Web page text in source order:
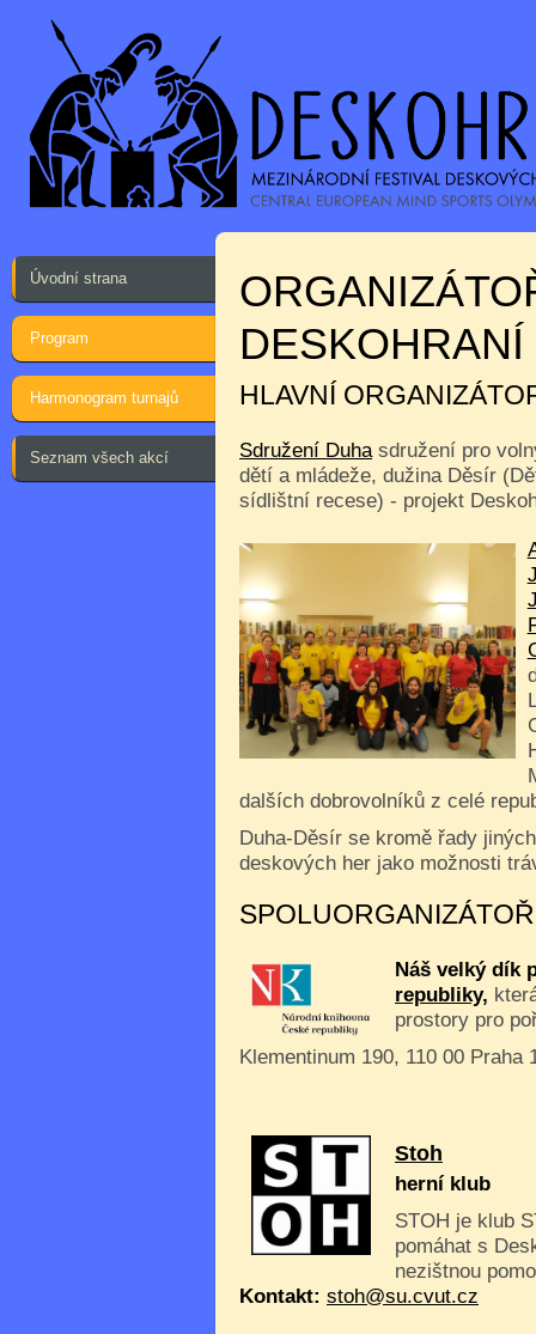
Úvodní strana
Program
Harmonogram turnajů
Seznam všech akcí
DESKOHRANÍ
HLAVNÍ
Sdružení Duhasdružení pro
dětí a mládeže, dužina Děsír
sídlištní recese) - projekt
dalších dobrovolníků z celé
Duha-Děsír se kromě řady
deskových her jako možnosti
Náš velký dík
republiky,
prostory pro
Klementinum 190, 110 00 Praha
Stoh
herní klub
STOH je klub
pomáhat s
nezištnou
Kontakt: stoh@su.cvut.cz